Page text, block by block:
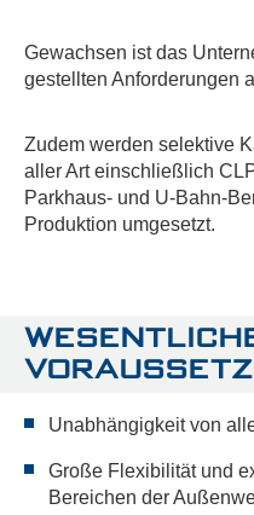
Gewachsen ist das
gestellten Anforderungen
Zudem werden selektive
aller Art einschließlich
Parkhaus- und U-Bahn-
Produktion umgesetzt.
Unabhängigkeit von
Große Flexibilität und
Bereichen der